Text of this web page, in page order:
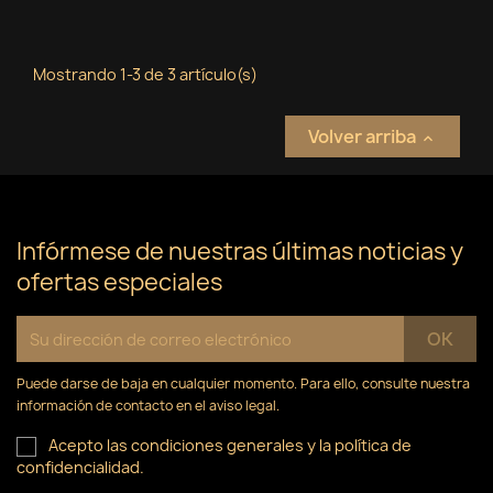
Mostrando 1-3 de 3 artículo(s)
Volver arriba 
Infórmese de nuestras últimas noticias y
ofertas especiales
Puede darse de baja en cualquier momento. Para ello, consulte nuestra
información de contacto en el aviso legal.
Acepto las condiciones generales y la política de
confidencialidad.